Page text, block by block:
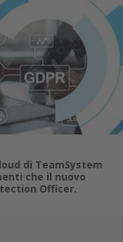
di TeamSystem
che il nuovo
Officer.